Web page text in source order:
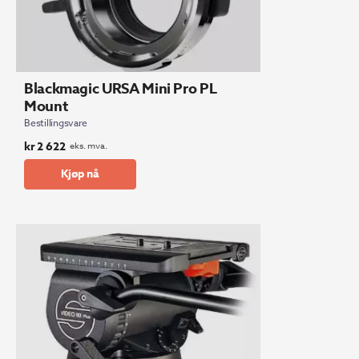
Blackmagic URSA Mini Pro PL
Mount
Bestillingsvare
kr2 622 eks. mva.
Kjøp nå